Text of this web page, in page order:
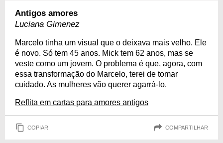
Antigos amores
Luciana Gimenez
Marcelo tinha um visual que o deixava mais velho. Ele
é novo. Só tem 45 anos. Mick tem 62 anos, mas se
veste como um jovem. O problema é que, agora, com
essa transformação do Marcelo, terei de tomar
cuidado. As mulheres vão querer agarrá-lo.
Reflita em cartas para amores antigos
COPIAR COMPARTILHAR